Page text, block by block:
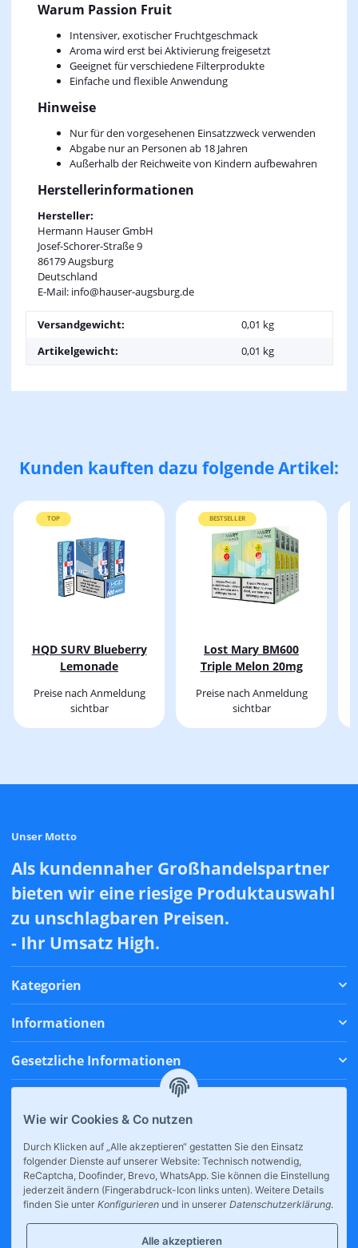
Warum Passion Fruit
Intensiver, exotischer Fruchtgeschmack
Aroma wird erst bei Aktivierung freigesetzt
Geeignet für verschiedene Filterprodukte
Einfache und flexible Anwendung
Hinweise
Nur für den vorgesehenen Einsatzzweck verwenden
Abgabe nur an Personen ab 18 Jahren
Außerhalb der Reichweite von Kindern aufbewahren
Herstellerinformationen
Hersteller:
Hermann Hauser GmbH
Josef-Schorer-Straße 9
86179 Augsburg
Deutschland
E-Mail: info@hauser-augsburg.de
Versandgewicht:
0,01 kg
Artikelgewicht:
0,01 kg
Kunden kauften dazu folgende Artikel:
TOP
HQD SURV Blueberry
Lemonade
Preise nach Anmeldung
sichtbar
BESTSELLER
Lost Mary BM600
Triple Melon 20mg
Preise nach Anmeldung
sichtbar
Unser Motto
Als kundennaher Großhandelspartner
bieten wir eine riesige Produktauswahl
zu unschlagbaren Preisen.
- Ihr Umsatz High.
Kategorien
Informationen
Gesetzliche Informationen
* Alle Preise inkl. gesetzlicher USt., zzgl.Versand
Wie wir Cookies & Co nutzen
Durch Klicken auf „Alle akzeptieren“ gestatten Sie den Einsatz
folgender Dienste auf unserer Website: Technisch notwendig,
ReCaptcha, Doofinder, Brevo, WhatsApp. Sie können die Einstellung
jederzeit ändern (Fingerabdruck-Icon links unten). Weitere Details
finden Sie unter Konfigurieren und in unserer Datenschutzerklärung.
Alle akzeptieren